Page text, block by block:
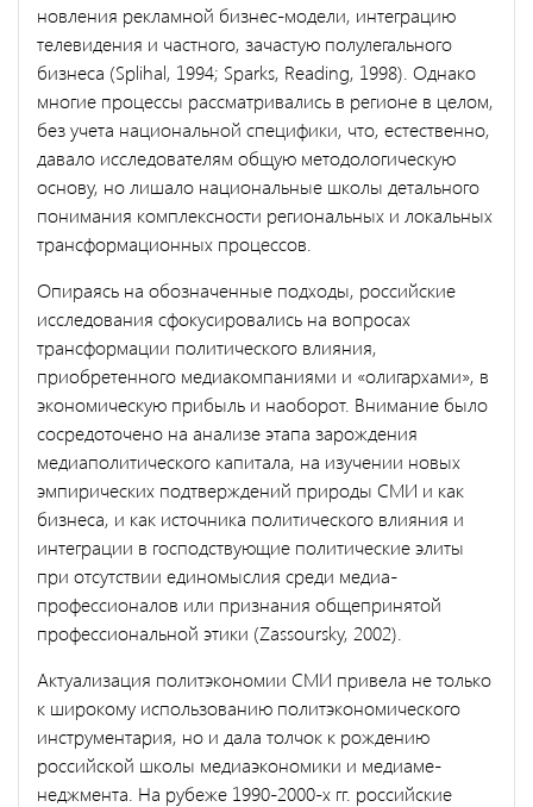
новления рекламной бизнес-модели, интеграцию
телевидения и частного, зачастую полулегального
бизнеса (Splihal, 1994; Sparks, Reading, 1998). Однако
многие процессы рассматривались в регионе в целом,
без учета национальной специфики, что, естественно,
давало исследователям общую методологическую
основу, но лишало нацио­нальные школы детального
понимания комплексности региональ­ных и локальных
трансформационных процессов.
Опираясь на обозначенные подходы, российские
исследования сфокусировались на вопросах
трансформации политического влия­ния,
приобретенного медиакомпаниями и «олигархами», в
экономи­ческую прибыль и наоборот. Внимание было
сосредоточено на ана­лизе этапа зарождения
медиаполитического капитала, на изучении новых
эмпирических подтверждений природы СМИ и как
бизнеса, и как источника политического влияния и
интеграции в господствую­щие политические элиты
при отсутствии единомыслия среди медиа­
профессионалов или признания общепринятой
профессиональной этики (Zassoursky, 2002).
Актуализация политэкономии СМИ привела не только
к широко­му использованию политэкономического
инструментария, но и дала толчок к рождению
российской школы медиаэкономики и медиаме­
неджмента. На рубеже 1990-2000-х гг. российские